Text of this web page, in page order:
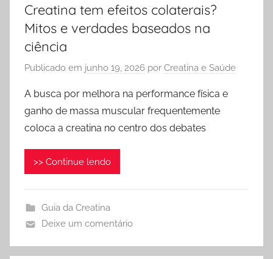
Creatina tem efeitos colaterais?
Mitos e verdades baseados na
ciência
Publicado em junho 19, 2026 por Creatina e Saúde
A busca por melhora na performance física e
ganho de massa muscular frequentemente
coloca a creatina no centro dos debates
>> Continue lendo
Guia da Creatina
Deixe um comentário